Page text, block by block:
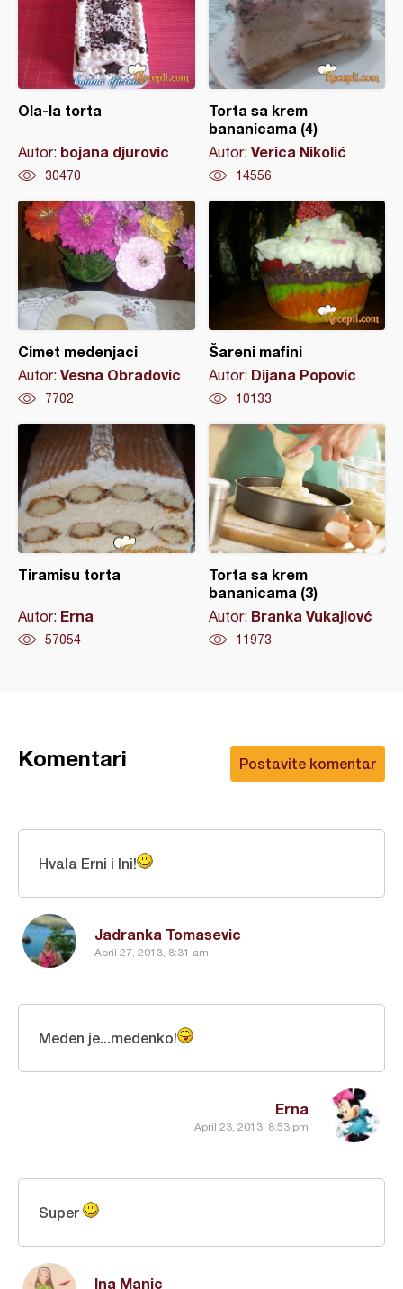
Ola-la torta
Autor: bojana djurovic
30470
Torta sa krem
bananicama (4)
Autor: Verica Nikolić
14556
Cimet medenjaci
Autor: Vesna Obradovic
7702
Šareni mafini
Autor: Dijana Popovic
10133
Tiramisu torta
Autor: Erna
57054
Torta sa krem
bananicama (3)
Autor: Branka Vukajlovć
11973
Postavite komentar
Komentari
Jadranka Tomasevic
April 27, 2013, 8:31 am
Hvala Erni i Ini!
Erna
April 23, 2013, 8:53 pm
Meden je...medenko!
Ina Manic
Super